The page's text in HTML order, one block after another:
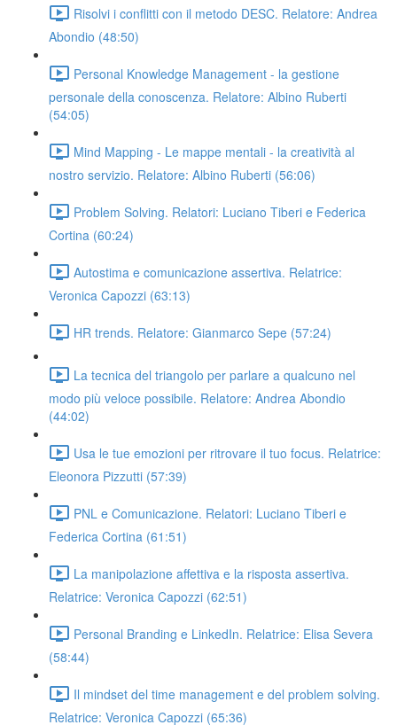
Risolvi i conflitti con il metodo DESC. Relatore: Andrea
Abondio (48:50)
Personal Knowledge Management - la gestione
personale della conoscenza. Relatore: Albino Ruberti
(54:05)
Mind Mapping - Le mappe mentali - la creatività al
nostro servizio. Relatore: Albino Ruberti (56:06)
Problem Solving. Relatori: Luciano Tiberi e Federica
Cortina (60:24)
Autostima e comunicazione assertiva. Relatrice:
Veronica Capozzi (63:13)
HR trends. Relatore: Gianmarco Sepe (57:24)
La tecnica del triangolo per parlare a qualcuno nel
modo più veloce possibile. Relatore: Andrea Abondio
(44:02)
Usa le tue emozioni per ritrovare il tuo focus. Relatrice:
Eleonora Pizzutti (57:39)
PNL e Comunicazione. Relatori: Luciano Tiberi e
Federica Cortina (61:51)
La manipolazione affettiva e la risposta assertiva.
Relatrice: Veronica Capozzi (62:51)
Personal Branding e LinkedIn. Relatrice: Elisa Severa
(58:44)
Il mindset del time management e del problem solving.
Relatrice: Veronica Capozzi (65:36)